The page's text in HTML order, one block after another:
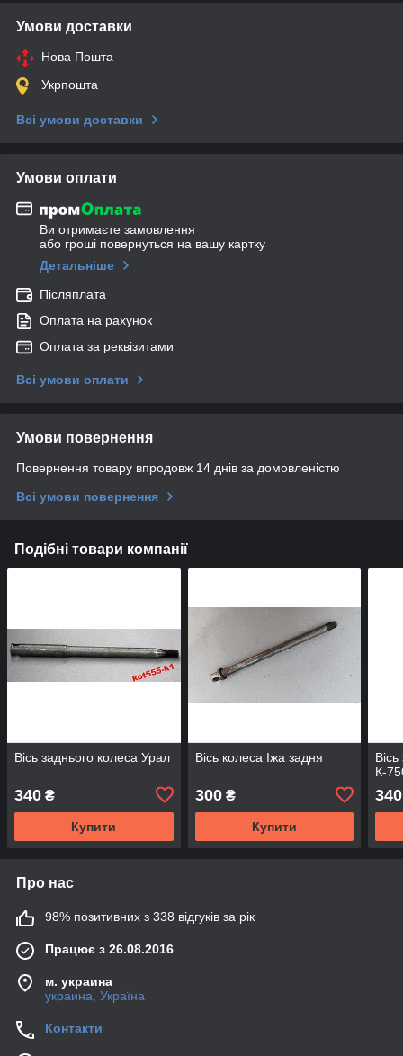
Умови доставки
Нова Пошта
Укрпошта
Всі умови доставки
Умови оплати
Ви отримаєте замовлення
або гроші повернуться на вашу картку
Детальніше
Післяплата
Оплата на рахунок
Оплата за реквізитами
Всі умови оплати
Умови повернення
Повернення товару впродовж 14 днів за домовленістю
Всі умови повернення
Подібні товари компанії
Вісь заднього колеса Урал
340 ₴
Купити
Вісь колеса Іжа задня
300₴
Купити
К-
340
Про нас
98% позитивних з 338 відгуків за рік
Працює з 26.08.2016
м. украина
украина, Україна
Контакти